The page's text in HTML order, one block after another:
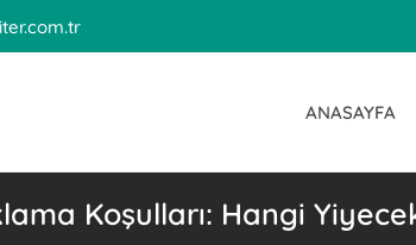
ANASAYFA
Koşulları: Hangi